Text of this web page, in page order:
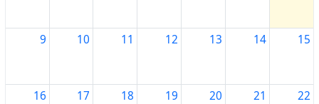
9 10 11 12 13 14 15
16 17 18 19 20 21 22